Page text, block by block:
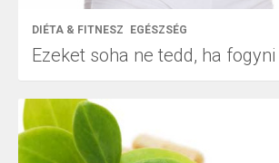
DIÉTA & FITNESZ EGÉSZSÉG
Ezeket soha ne tedd, ha